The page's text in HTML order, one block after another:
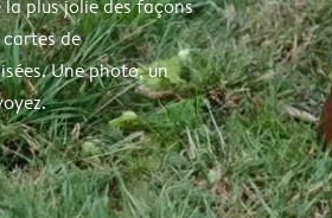
plus jolie des façons
de
Une photo, un